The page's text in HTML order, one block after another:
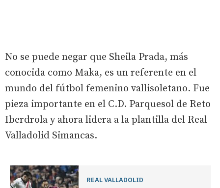
No se puede negar que Sheila Prada, más
conocida como Maka, es un referente en el
mundo del fútbol femenino vallisoletano. Fue
pieza importante en el C.D. Parquesol de Reto
Iberdrola y ahora lidera a la plantilla del Real
Valladolid Simancas.
REAL VALLADOLID